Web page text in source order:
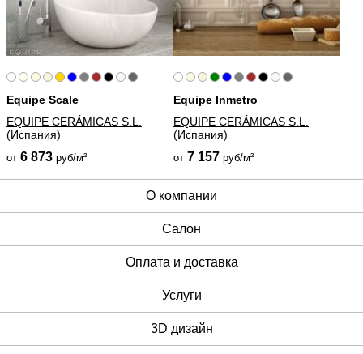
Equipe Scale
EQUIPE CERÁMICAS S.L.
(Испания)
от 6 873 руб/м²
Equipe Inmetro
EQUIPE CERÁMICAS S.L.
(Испания)
от 7 157 руб/м²
О компании
Cалон
Оплата и доставка
Услуги
3D дизайн